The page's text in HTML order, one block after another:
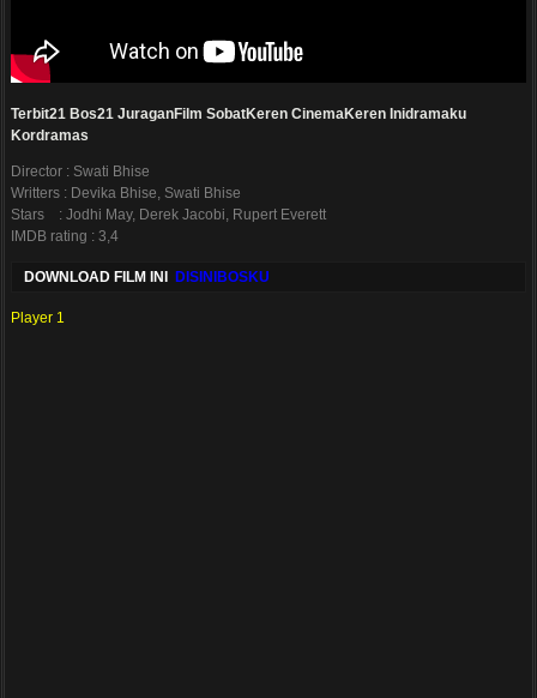
Terbit21 Bos21 JuraganFilm SobatKeren CinemaKeren Inidramaku
Kordramas
Director : Swati Bhise
Writters : Devika Bhise, Swati Bhise
Stars : Jodhi May, Derek Jacobi, Rupert Everett
IMDB rating : 3,4
DOWNLOAD FILM INI DISINIBOSKU
Player 1